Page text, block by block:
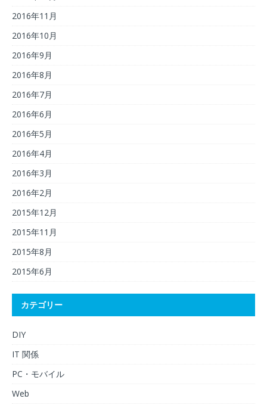
2016年11月
2016年10月
2016年9月
2016年8月
2016年7月
2016年6月
2016年5月
2016年4月
2016年3月
2016年2月
2015年12月
2015年11月
2015年8月
2015年6月
カテゴリー
DIY
IT 関係
PC・モバイル
Web